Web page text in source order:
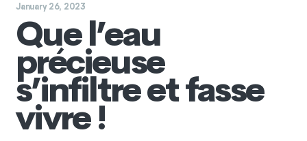
January 26, 2023
Que l’eau
précieuse
s’infiltre et fasse
vivre !